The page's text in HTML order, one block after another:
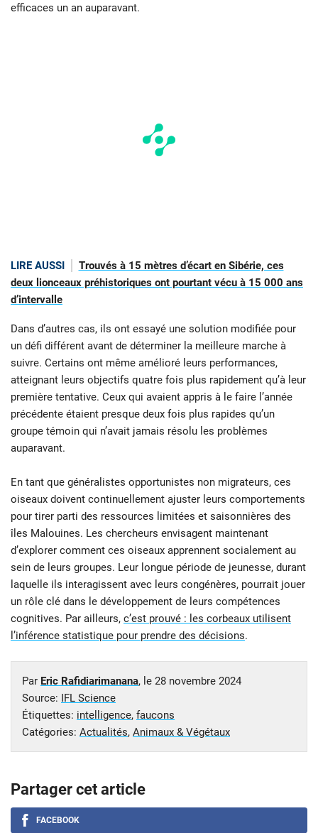
efficaces un an auparavant.
LIRE AUSSI
Trouvés à 15 mètres d’écart en Sibérie, ces
deux lionceaux préhistoriques ont pourtant vécu à 15 000 ans
d’intervalle
Dans d’autres cas, ils ont essayé une solution modifiée pour
un défi différent avant de déterminer la meilleure marche à
suivre. Certains ont même amélioré leurs performances,
atteignant leurs objectifs quatre fois plus rapidement qu’à leur
première tentative. Ceux qui avaient appris à le faire l’année
précédente étaient presque deux fois plus rapides qu’un
groupe témoin qui n’avait jamais résolu les problèmes
auparavant.
En tant que généralistes opportunistes non migrateurs, ces
oiseaux doivent continuellement ajuster leurs comportements
pour tirer parti des ressources limitées et saisonnières des
îles Malouines. Les chercheurs envisagent maintenant
d’explorer comment ces oiseaux apprennent socialement au
sein de leurs groupes. Leur longue période de jeunesse, durant
laquelle ils interagissent avec leurs congénères, pourrait jouer
un rôle clé dans le développement de leurs compétences
cognitives. Par ailleurs, c’est prouvé : les corbeaux utilisent
l’inférence statistique pour prendre des décisions.
Par Eric Rafidiarimanana, le 28 novembre 2024
Source: IFL Science
Étiquettes: intelligence, faucons
Catégories: Actualités, Animaux & Végétaux
Partager cet article
FACEBOOK